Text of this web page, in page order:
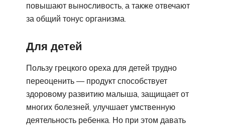
повышают выносливость, а также отвечают
за общий тонус организма.
Для детей
Пользу грецкого ореха для детей трудно
переоценить — продукт способствует
здоровому развитию малыша, защищает от
многих болезней, улучшает умственную
деятельность ребенка. Но при этом давать